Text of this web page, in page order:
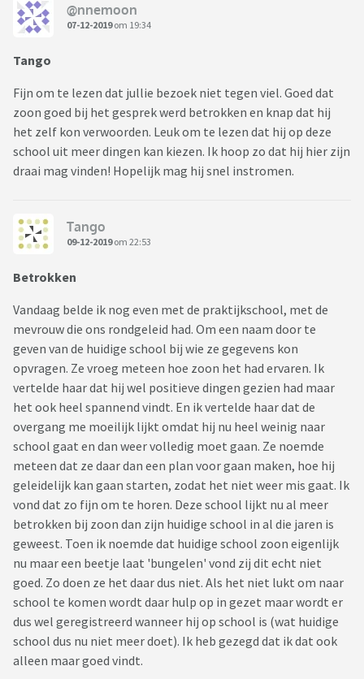
@nnemoon
07-12-2019om 19:34
Tango
Fijn om te lezen dat jullie bezoek niet tegen viel. Goed dat
zoon goed bij het gesprek werd betrokken en knap dat hij
het zelf kon verwoorden. Leuk om te lezen dat hij op deze
school uit meer dingen kan kiezen. Ik hoop zo dat hij hier zijn
draai mag vinden! Hopelijk mag hij snel instromen.
Tango
09-12-2019om 22:53
Betrokken
Vandaag belde ik nog even met de praktijkschool, met de
mevrouw die ons rondgeleid had. Om een naam door te
geven van de huidige school bij wie ze gegevens kon
opvragen. Ze vroeg meteen hoe zoon het had ervaren. Ik
vertelde haar dat hij wel positieve dingen gezien had maar
het ook heel spannend vindt. En ik vertelde haar dat de
overgang me moeilijk lijkt omdat hij nu heel weinig naar
school gaat en dan weer volledig moet gaan. Ze noemde
meteen dat ze daar dan een plan voor gaan maken, hoe hij
geleidelijk kan gaan starten, zodat het niet weer mis gaat. Ik
vond dat zo fijn om te horen. Deze school lijkt nu al meer
betrokken bij zoon dan zijn huidige school in al die jaren is
geweest. Toen ik noemde dat huidige school zoon eigenlijk
nu maar een beetje laat 'bungelen' vond zij dit echt niet
goed. Zo doen ze het daar dus niet. Als het niet lukt om naar
school te komen wordt daar hulp op in gezet maar wordt er
dus wel geregistreerd wanneer hij op school is (wat huidige
school dus nu niet meer doet). Ik heb gezegd dat ik dat ook
alleen maar goed vindt.